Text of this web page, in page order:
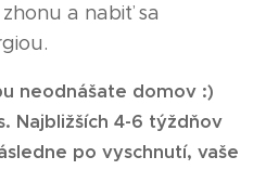
a nabiť sa
neodnášate domov :)
Najbližších 4-6 týždňov
po vyschnutí, vaše